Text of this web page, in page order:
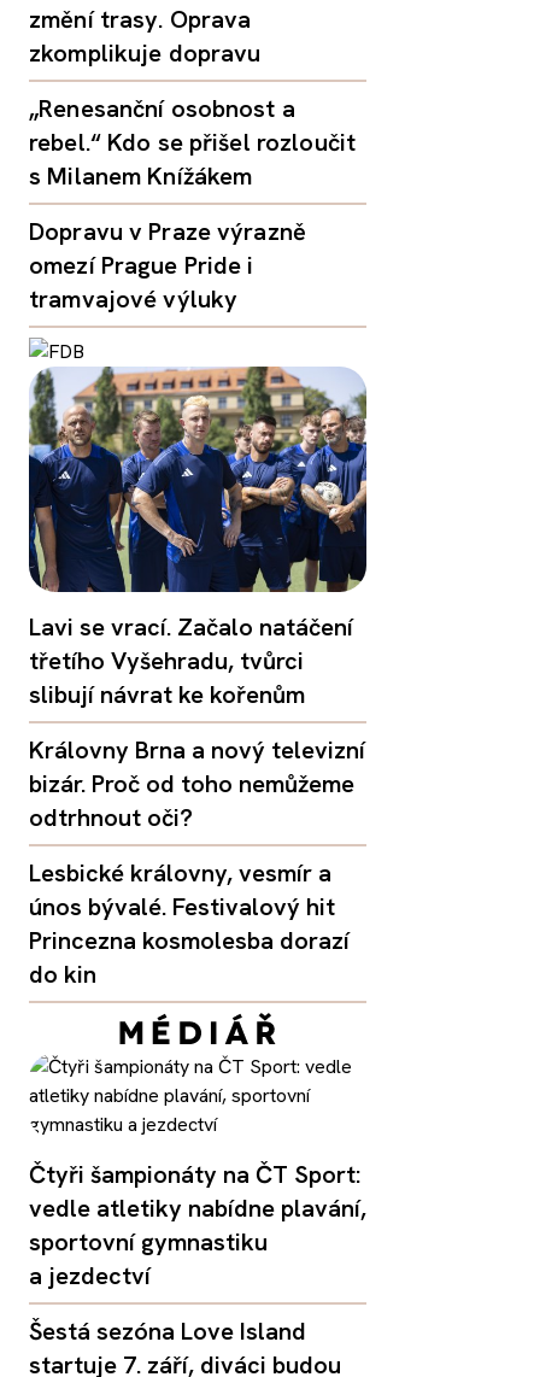
změní trasy. Oprava
zkomplikuje dopravu
„Renesanční osobnost a
rebel.“ Kdo se přišel rozloučit
s Milanem Knížákem
Dopravu v Praze výrazně
omezí Prague Pride i
tramvajové výluky
Lavi se vrací. Začalo natáčení
třetího Vyšehradu, tvůrci
slibují návrat ke kořenům
Královny Brna a nový televizní
bizár. Proč od toho nemůžeme
odtrhnout oči?
Lesbické královny, vesmír a
únos bývalé. Festivalový hit
Princezna kosmolesba dorazí
do kin
Čtyři šampionáty na ČT Sport:
vedle atletiky nabídne plavání,
sportovní gymnastiku
a jezdectví
Šestá sezóna Love Island
startuje 7. září, diváci budou